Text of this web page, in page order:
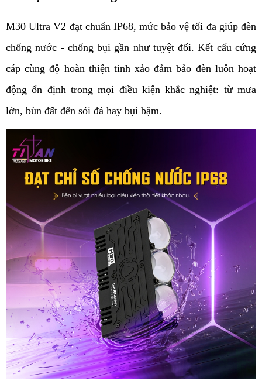
M30 Ultra V2 đạt chuẩn IP68, mức bảo vệ tối đa giúp đèn
chống nước - chống bụi gần như tuyệt đối. Kết cấu cứng
cáp cùng độ hoàn thiện tinh xảo đảm bảo đèn luôn hoạt
động ổn định trong mọi điều kiện khắc nghiệt: từ mưa
lớn, bùn đất đến sỏi đá hay bụi bặm.